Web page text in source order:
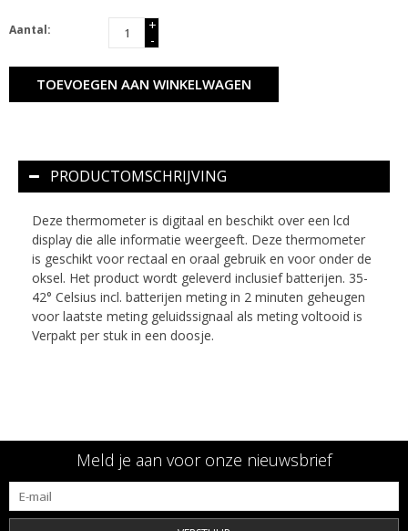
Aantal:
+
-
TOEVOEGEN AAN WINKELWAGEN
PRODUCTOMSCHRIJVING
Deze thermometer is digitaal en beschikt over een lcd
display die alle informatie weergeeft. Deze thermometer
is geschikt voor rectaal en oraal gebruik en voor onder de
oksel. Het product wordt geleverd inclusief batterijen. 35-
42° Celsius incl. batterijen meting in 2 minuten geheugen
voor laatste meting geluidssignaal als meting voltooid is
Verpakt per stuk in een doosje.
Meld je aan voor onze nieuwsbrief